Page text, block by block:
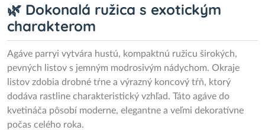
🌿 Dokonalá ružica s exotickým
charakterom
Agáve parryi vytvára hustú, kompaktnú ružicu širokých,
pevných listov s jemným modrosivým nádychom. Okraje
listov zdobia drobné tŕne a výrazný koncový tŕň, ktorý
dodáva rastline charakteristický vzhľad. Táto agáve do
kvetináča pôsobí moderne, elegantne a veľmi dekoratívne
počas celého roka.